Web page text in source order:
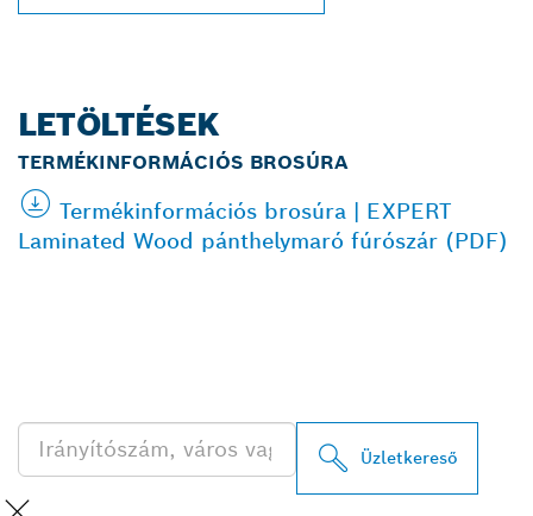
LETÖLTÉSEK
TERMÉKINFORMÁCIÓS BROSÚRA
Termékinformációs brosúra | EXPERT
Laminated Wood pánthelymaró fúrószár (PDF)
Üzletkereső